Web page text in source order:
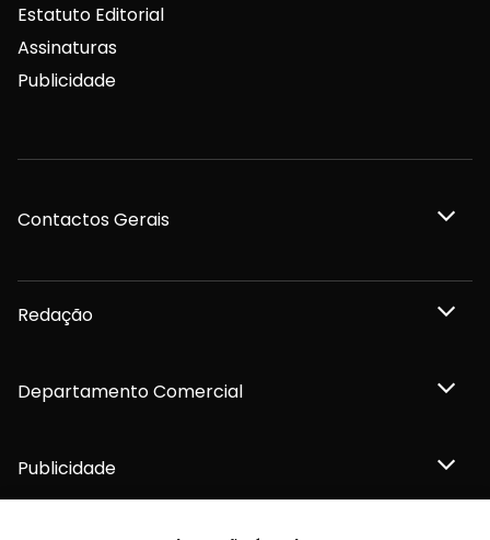
Estatuto Editorial
Assinaturas
Publicidade
Contactos Gerais
Redação
Departamento Comercial
Publicidade